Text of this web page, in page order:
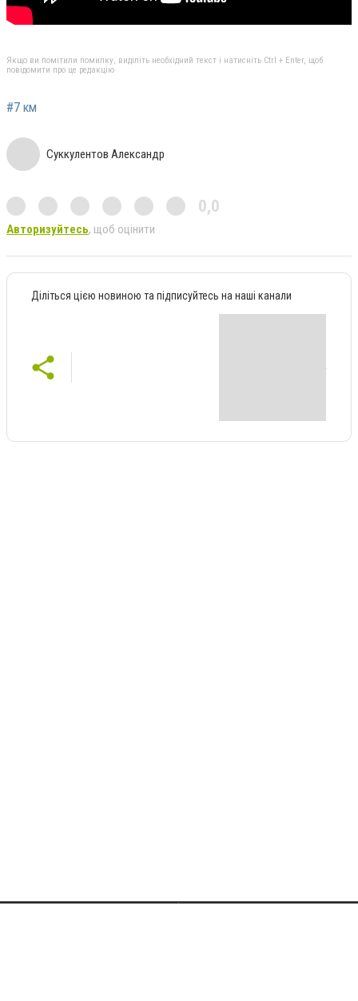
Якщо ви помітили помилку, виділіть необхідний текст і натисніть Ctrl + Enter, щоб
повідомити про це редакцію
#7 км
Суккулентов Александр
0,0
Авторизуйтесь, щоб оцінити
Діліться цією новиною та підписуйтесь на наші канали